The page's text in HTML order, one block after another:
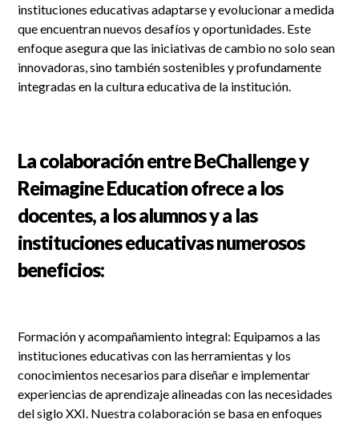
instituciones educativas adaptarse y evolucionar a medida
que encuentran nuevos desafíos y oportunidades. Este
enfoque asegura que las iniciativas de cambio no solo sean
innovadoras, sino también sostenibles y profundamente
integradas en la cultura educativa de la institución.
La colaboración entre BeChallenge y
Reimagine Education ofrece a los
docentes, a los alumnos y a las
instituciones educativas numerosos
beneficios:
Formación y acompañamiento integral: Equipamos a las
instituciones educativas con las herramientas y los
conocimientos necesarios para diseñar e implementar
experiencias de aprendizaje alineadas con las necesidades
del siglo XXI. Nuestra colaboración se basa en enfoques